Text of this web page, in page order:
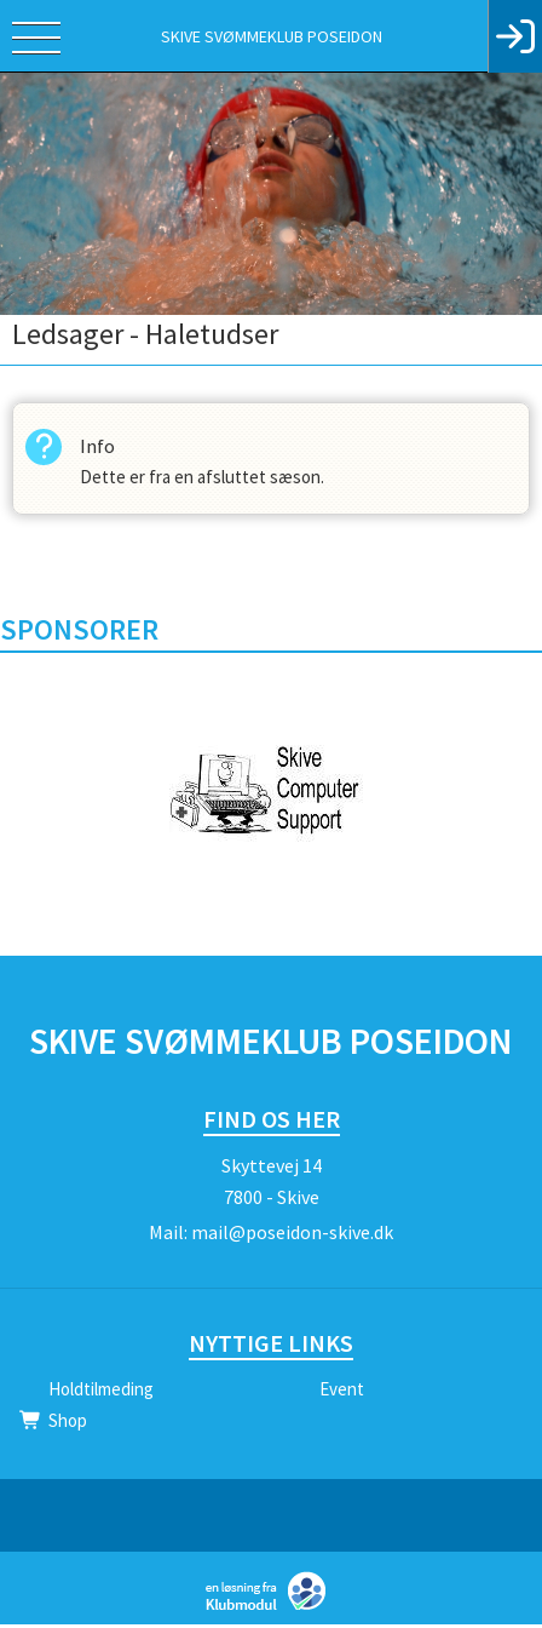
SKIVE SVØMMEKLUB POSEIDON
Ledsager - Haletudser
Info
Dette er fra en afsluttet sæson.
SPONSORER
SKIVE SVØMMEKLUB POSEIDON
FIND OS HER
Skyttevej 14
7800 - Skive
Mail: mail@poseidon-skive.dk
NYTTIGE LINKS
Holdtilmeding
Event
Shop